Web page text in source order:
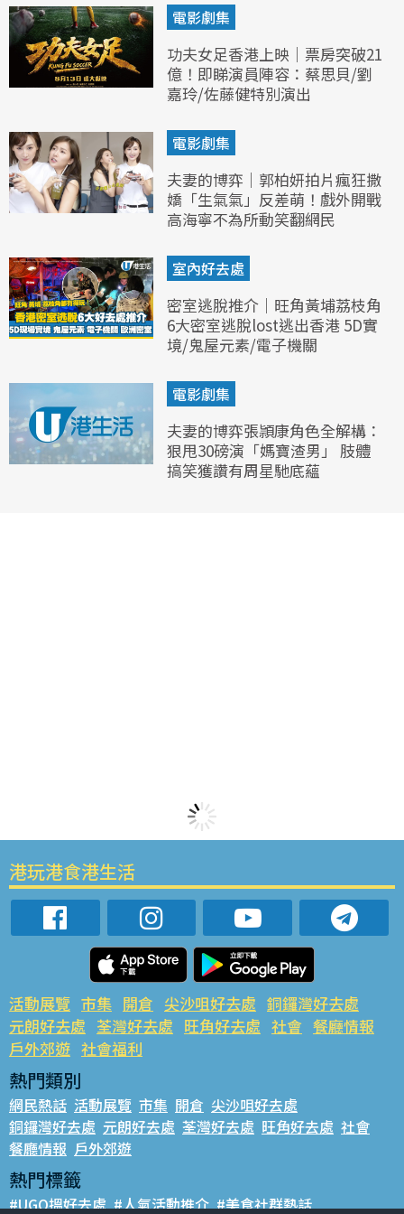
電影劇集
功夫女足香港上映｜票房突破21
億！即睇演員陣容：蔡思貝/劉
嘉玲/佐藤健特別演出
電影劇集
夫妻的博弈｜郭柏妍拍片瘋狂撒
嬌「生氣氣」反差萌！戲外開戰
高海寧不為所動笑翻網民
室內好去處
密室逃脫推介｜旺角黃埔荔枝角
6大密室逃脫lost逃出香港 5D實
境/鬼屋元素/電子機關
電影劇集
夫妻的博弈張頴康角色全解構：
狠甩30磅演「媽寶渣男」 肢體
搞笑獲讚有周星馳底蘊
港玩港食港生活
活動展覽 市集 開倉 尖沙咀好去處 銅鑼灣好去處
元朗好去處 荃灣好去處 旺角好去處 社會 餐廳情報
戶外郊遊 社會福利
熱門類別
網民熱話 活動展覽 市集 開倉 尖沙咀好去處
銅鑼灣好去處 元朗好去處 荃灣好去處 旺角好去處 社會
餐廳情報 戶外郊遊
熱門標籤
#UGO搵好去處 #人氣活動推介 #美食社群熱話